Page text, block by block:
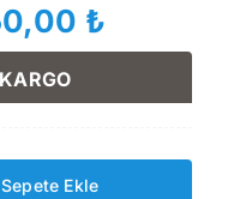
₺
Sepete Ekle